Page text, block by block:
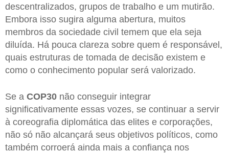
descentralizados, grupos de trabalho e um mutirão.
Embora isso sugira alguma abertura, muitos
membros da sociedade civil temem que ela seja
diluída. Há pouca clareza sobre quem é responsável,
quais estruturas de tomada de decisão existem e
como o conhecimento popular será valorizado.
Se a COP30 não conseguir integrar
significativamente essas vozes, se continuar a servir
à coreografia diplomática das elites e corporações,
não só não alcançará seus objetivos políticos, como
também corroerá ainda mais a confiança nos